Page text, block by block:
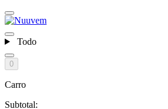
Todo
0
Carro
Subtotal: